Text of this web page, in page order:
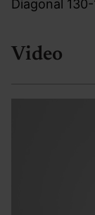
Diagonal
Video